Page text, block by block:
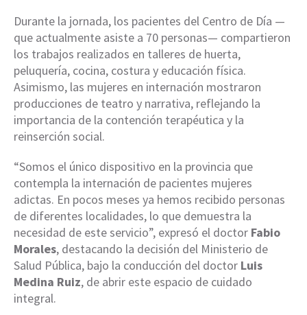
Durante la jornada, los pacientes del Centro de Día —
que actualmente asiste a 70 personas— compartieron
los trabajos realizados en talleres de huerta,
peluquería, cocina, costura y educación física.
Asimismo, las mujeres en internación mostraron
producciones de teatro y narrativa, reflejando la
importancia de la contención terapéutica y la
reinserción social.
“Somos el único dispositivo en la provincia que
contempla la internación de pacientes mujeres
adictas. En pocos meses ya hemos recibido personas
de diferentes localidades, lo que demuestra la
necesidad de este servicio”, expresó el doctor Fabio
Morales, destacando la decisión del Ministerio de
Salud Pública, bajo la conducción del doctor Luis
Medina Ruiz, de abrir este espacio de cuidado
integral.